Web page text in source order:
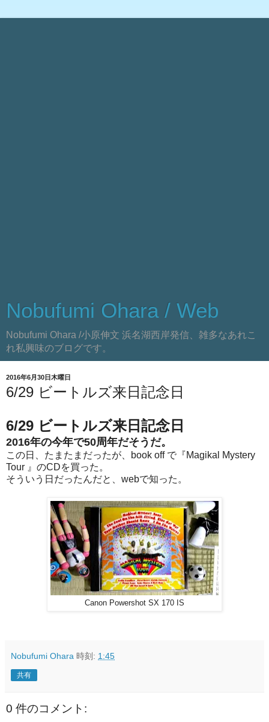
Nobufumi Ohara / Web
Nobufumi Ohara /小原伸文 浜名湖西岸発信、雑多なあれこ
れ私興味のブログです。
2016年6月30日木曜日
6/29 ビートルズ来日記念日
6/29 ビートルズ来日記念日
2016年の今年で50周年だそうだ。
この日、たまたまだったが、book off で『Magikal Mystery
Tour 』のCDを買った。
そういう日だったんだと、webで知った。
Canon Powershot SX 170 IS
Nobufumi Ohara 時刻: 1:45
共有
0 件のコメント: